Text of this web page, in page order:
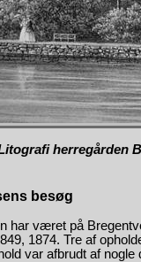
herregården
besøg
har været på
1874. Tre af
var afbrudt af